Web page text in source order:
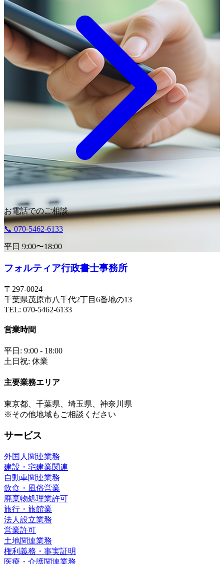
お電話でのご相談
📞 070-5462-6133
平日 9:00〜18:00
フォルティア行政書士事務所
〒297-0024
千葉県茂原市八千代2丁目6番地の13
TEL: 070-5462-6133
営業時間
平日: 9:00 - 18:00
土日祝: 休業
主要業務エリア
東京都、千葉県、埼玉県、神奈川県
※その他地域もご相談ください
サービス
外国人関連業務
建設・宅建業関連
自動車関連業務
飲食・風俗営業
廃棄物処理業許可
旅行・旅館業
法人設立業務
営業許可
土地関連業務
権利義務・事実証明
医療・介護関連業務